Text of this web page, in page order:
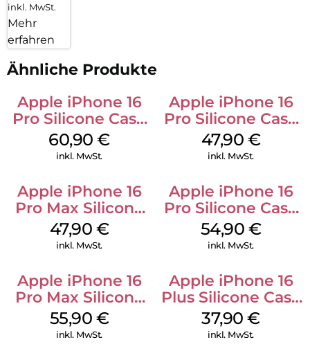
inkl. MwSt.
Mehr
erfahren
Ähnliche Produkte
Apple iPhone 16
Pro Silicone Case
MagSafe Stone
Gray
60,90€
inkl. MwSt.
Apple iPhone 16
Pro Silicone Case
MagSafe Denim
47,90 €
inkl. MwSt.
Apple iPhone 16
Pro Max Silicone
Case MagSafe
Black
47,90 €
inkl. MwSt.
Apple iPhone 16
Pro Silicone Case
MagSafe Black
54,90 €
inkl. MwSt.
Apple iPhone 16
Pro Max Silicone
Case MagSafe
Stone Gray
55,90 €
inkl. MwSt.
Apple iPhone 16
Plus Silicone Case
MagSafe Lake
Green
37,90€
inkl. MwSt.